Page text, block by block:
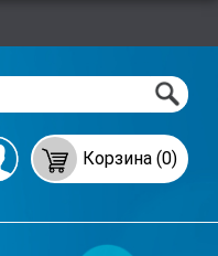
Корзина (0)